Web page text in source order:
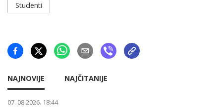
Studenti
NAJNOVIJE NAJČITANIJE
07. 08 2026. 18:44